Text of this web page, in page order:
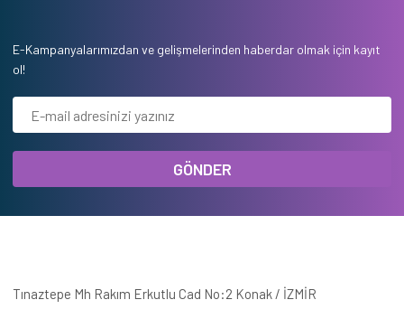
E-Kampanyalarımızdan ve gelişmelerinden haberdar olmak için kayıt
ol!
GÖNDER
Tınaztepe Mh Rakım Erkutlu Cad No:2 Konak / İZMİR